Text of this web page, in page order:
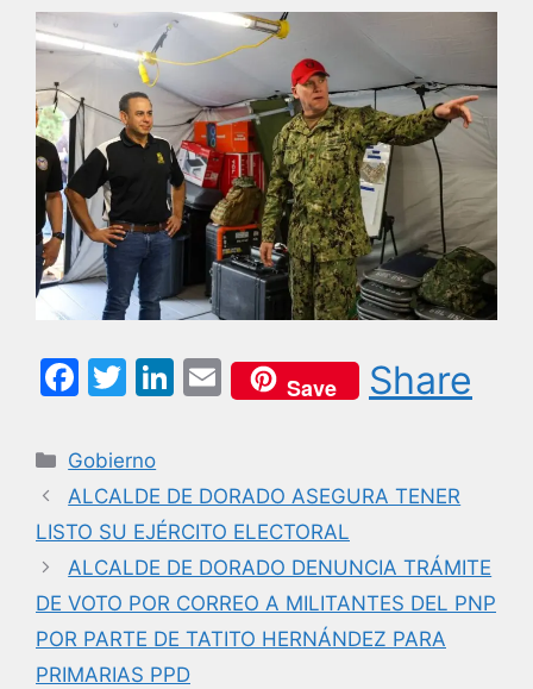
F
c
e
b
o
o
k
T
itt
er
Li
e
dI
n
E
m
l
Save Share
Categorías
Gobierno
ALCALDE DE DORADO ASEGURA TENER
LISTO SU EJÉRCITO ELECTORAL
ALCALDE DE DORADO DENUNCIA TRÁMITE
DE VOTO POR CORREO A MILITANTES DEL PNP
POR PARTE DE TATITO HERNÁNDEZ PARA
PRIMARIAS PPD